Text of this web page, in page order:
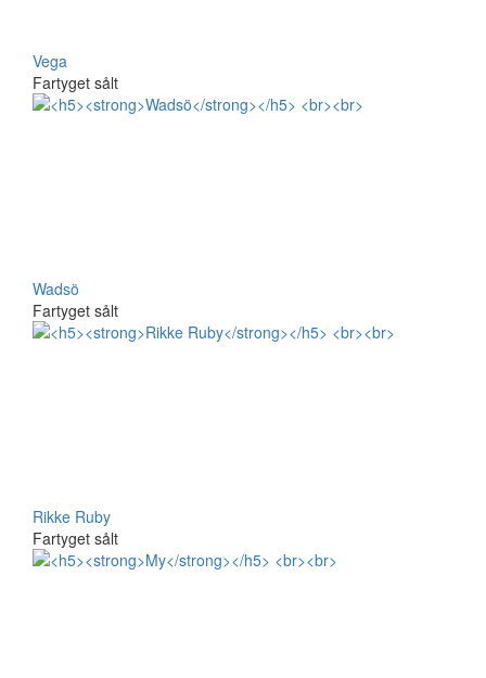
Vega
Fartyget sålt
Wadsö
Fartyget sålt
Rikke Ruby
Fartyget sålt